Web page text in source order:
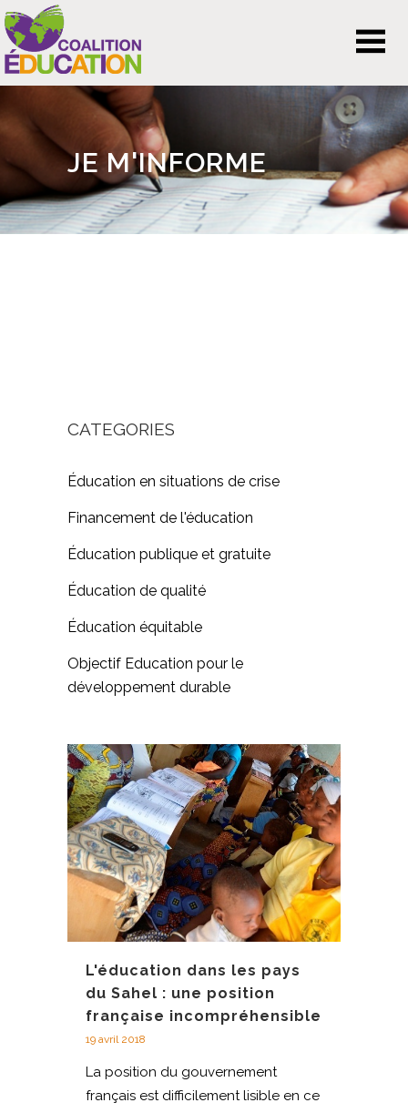
JE M'INFORME
CATEGORIES
Éducation en situations de crise
Financement de l'éducation
Éducation publique et gratuite
Éducation de qualité
Éducation équitable
Objectif Education pour le
développement durable
L'éducation dans les pays
du Sahel : une position
française incompréhensible
19 avril 2018
La position du gouvernement
français est difficilement lisible en ce